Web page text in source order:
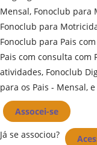
Mensal, Fonoclub para
Fonoclub para
Fonoclub para Pais
Pais com consulta com
atividades, Fonoclub
para os Pais - Mensal,
Assocei-se
Já se associou?